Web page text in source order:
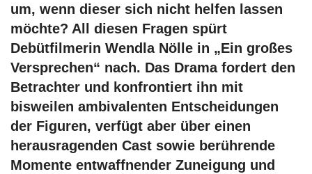
um, wenn dieser sich nicht helfen lassen
möchte? All diesen Fragen spürt
Debütfilmerin Wendla Nölle in „Ein großes
Versprechen“ nach. Das Drama fordert den
Betrachter und konfrontiert ihn mit
bisweilen ambivalenten Entscheidungen
der Figuren, verfügt aber über einen
herausragenden Cast sowie berührende
Momente entwaffnender Zuneigung und